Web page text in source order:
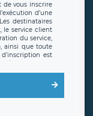
de vous inscrire
d’une
destinataires
le service client
du service,
ainsi que toute
est
au RGPD. Les
vous pouvez
et retirer votre